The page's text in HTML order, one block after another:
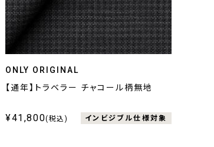
ONLY ORIGINAL
【通年】トラベラー チャコール柄無地
¥41,800(税込) インビジブル仕様対象